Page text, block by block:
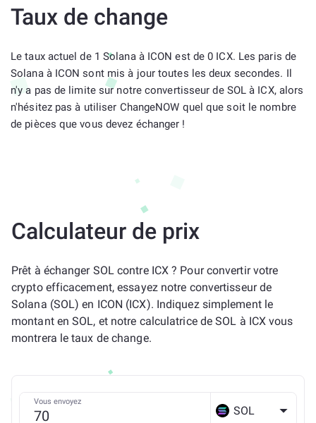
Taux de change
Le taux actuel de 1 Solana à ICON est de 0 ICX. Les paris de
Solana à ICON sont mis à jour toutes les deux secondes. Il
n'y a pas de limite sur notre convertisseur de SOL à ICX, alors
n'hésitez pas à utiliser ChangeNOW quel que soit le nombre
de pièces que vous devez échanger !
Calculateur de prix
Prêt à échanger SOL contre ICX ? Pour convertir votre
crypto efficacement, essayez notre convertisseur de
Solana (SOL) en ICON (ICX). Indiquez simplement le
montant en SOL, et notre calculatrice de SOL à ICX vous
montrera le taux de change.
Vous envoyez
SOL